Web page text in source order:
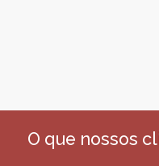
O que nossos